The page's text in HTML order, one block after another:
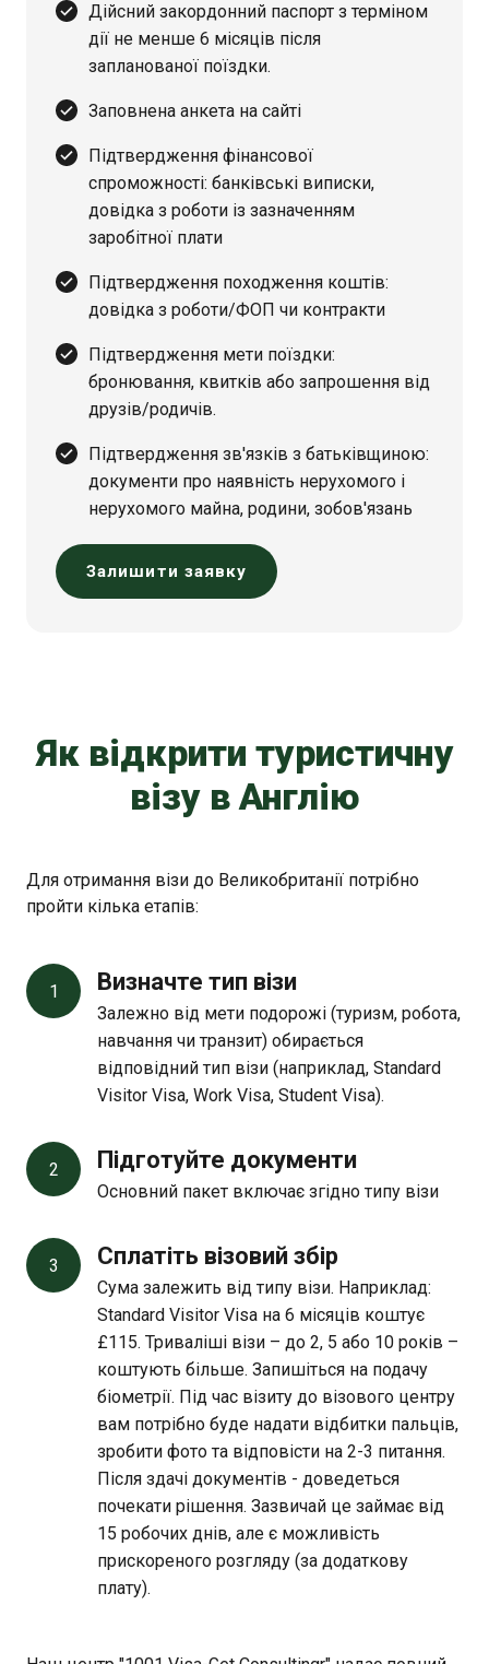
Дійсний закордонний паспорт з терміном
дії не менше 6 місяців після
запланованої поїздки.
Заповнена анкета на сайті
Підтвердження фінансової
спроможності: банківські виписки,
довідка з роботи із зазначенням
заробітної плати
Підтвердження походження коштів:
довідка з роботи/ФОП чи контракти
Підтвердження мети поїздки:
бронювання, квитків або запрошення від
друзів/родичів.
Підтвердження зв'язків з батьківщиною:
документи про наявність нерухомого і
нерухомого майна, родини, зобов'язань
Залишити заявку
Як відкрити туристичну
візу в Англію
Для отримання візи до Великобританії потрібно
пройти кілька етапів:
1 Визначте тип візи
Залежно від мети подорожі (туризм, робота,
навчання чи транзит) обирається
відповідний тип візи (наприклад, Standard
Visitor Visa, Work Visa, Student Visa).
2 Підготуйте документи
Основний пакет включає згідно типу візи
3 Сплатіть візовий збір
Сума залежить від типу візи. Наприклад:
Standard Visitor Visa на 6 місяців коштує
£115. Триваліші візи – до 2, 5 або 10 років –
коштують більше. Запишіться на подачу
біометрії. Під час візиту до візового центру
вам потрібно буде надати відбитки пальців,
зробити фото та відповісти на 2-3 питання.
Після здачі документів - доведеться
почекати рішення. Зазвичай це займає від
15 робочих днів, але є можливість
прискореного розгляду (за додаткову
плату).